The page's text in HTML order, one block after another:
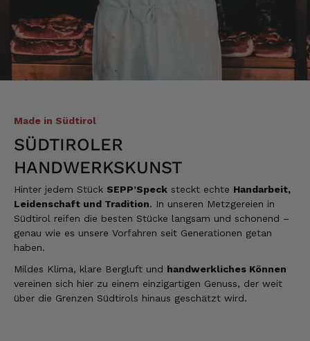
Made in Südtirol
SÜDTIROLER
HANDWERKSKUNST
Hinter jedem Stück SEPP’Speck steckt echte Handarbeit,
Leidenschaft und Tradition. In unseren Metzgereien in
Südtirol reifen die besten Stücke langsam und schonend –
genau wie es unsere Vorfahren seit Generationen getan
haben.
Mildes Klima, klare Bergluft und handwerkliches Können
vereinen sich hier zu einem einzigartigen Genuss, der weit
über die Grenzen Südtirols hinaus geschätzt wird.
Ware( Probierpaket und Speck "Herzstück")
sieht hervorragend aus und schmeckt auch
dementsprechend...
4.8.2026
Die Verpackung hatte beim Transport sehr
Gruß Mathias Gotthold
Alle Bewertungen Lesen